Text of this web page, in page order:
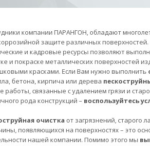
компании ПАРАНГОН, обладают
защите различных
и кадровые ресурсы позволяют
и покраске металлических поверхностей
красками. Если Вам нужно выполнить
бетона, кирпича или дерева
работы, связанные с удалением грязи и
рода конструкций – воспользуйтесь
очистка от загрязнений, старого
появляющихся на поверхностях – это
нашей компании. Помимо этого мы